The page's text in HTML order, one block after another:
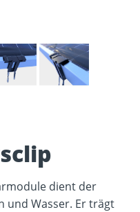
dient der
und Wasser. Er trägt